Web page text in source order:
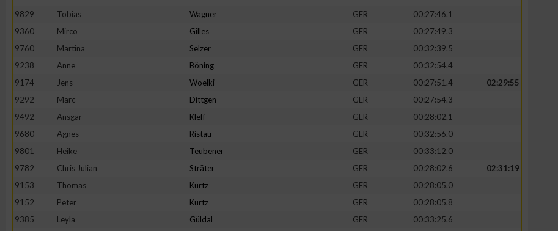
9829
Tobias Wagner GER
00:27:46.1
9360
Mirco Gilles GER
00:27:49.3
9760
Martina Selzer GER
00:32:39.5
9238
Anne Böning GER
00:32:54.4
9174
Jens Woelki GER 00:27:51.4
02:29:55
9292
Marc Dittgen GER
00:27:54.3
9492
Ansgar Kleff GER
00:28:02.1
9680
Agnes Ristau GER
00:32:56.0
9801
Heike Teubener GER
00:33:12.0
9782
Chris Julian Sträter GER 00:28:02.6
02:31:19
9153
Thomas Kurtz GER
00:28:05.0
9152
Peter Kurtz GER
00:28:05.8
9385
Leyla Güldal GER
00:33:25.6
Verwendung von Profilen zur Auswahl personalisierter Inhalte
Messung der Werbeleistung
Messung der Performance von Inhalten
Analyse von Zielgruppen durch Statistiken oder Kombinationen von Daten aus
verschiedenen Quellen